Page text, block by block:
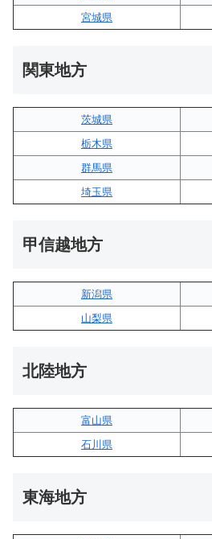
宮城県
関東地方
茨城県
栃木県
群馬県
埼玉県
甲信越地方
新潟県
山梨県
北陸地方
富山県
石川県
東海地方